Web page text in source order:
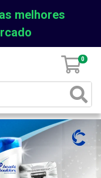
melhores
0